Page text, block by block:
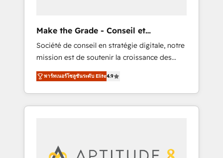
objectifs d’entreprise. Grâce à une
méthodologie éprouvée auprès de plus de
400 clients, nous comprenons rapidement
vos enjeux et intégrons parfaitement
HubSpot dans votre organisation. Pour toute
question technique ou besoin de
structuration de votre projet HubSpot,
Make the Grade - Conseil et
intégrateur HubSpot
Société de conseil en stratégie digitale, notre
mission est de soutenir la croissance des
entreprises B2B à travers l’acquisition de
nouveaux clients, l'intégration CRM et le
développement des revenus auprès de vos
comptes existants. En France et à
digitale et des startups florissantes. Nos 3
พาร์ทเนอร์โซลูชันระดับ Elite4.9